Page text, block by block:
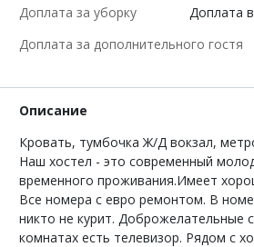
Доплата за уборку
Доплата
Доплата за дополнительного гостя
Описание
Кровать, тумбочка Ж/Д вокзал,
Наш хостел - это современный
временного проживания.Имеет
Все номера с евро ремонтом. В
никто не курит. Доброжелательные
комнатах есть телевизор. Рядом с